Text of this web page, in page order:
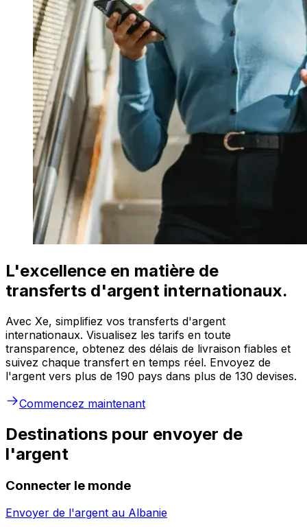
L'excellence en matière de
transferts d'argent internationaux.
Avec Xe, simplifiez vos transferts d'argent
internationaux. Visualisez les tarifs en toute
transparence, obtenez des délais de livraison fiables et
suivez chaque transfert en temps réel. Envoyez de
l'argent vers plus de 190 pays dans plus de 130 devises.
Commencez maintenant
Destinations pour envoyer de
l'argent
Connecter le monde
Envoyer de l'argent au Albanie